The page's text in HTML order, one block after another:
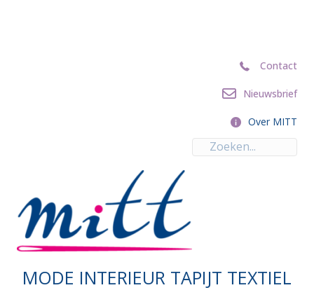
ContactContact
Nieuwsbrief
Nieuwsbrief
Over MITT
Over MITT
MODE INTERIEUR TAPIJT TEXTIEL